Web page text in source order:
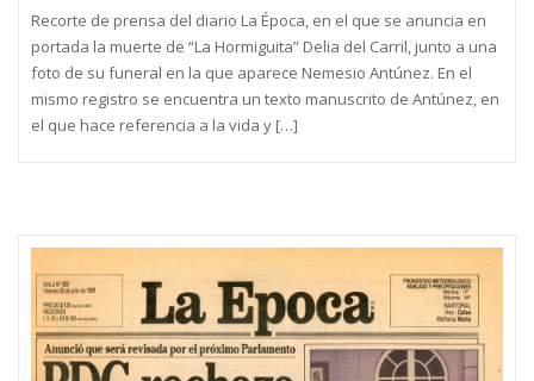
Recorte de prensa del diario La Época, en el que se anuncia en
portada la muerte de “La Hormiguita” Delia del Carril, junto a una
foto de su funeral en la que aparece Nemesio Antúnez. En el
mismo registro se encuentra un texto manuscrito de Antúnez, en
el que hace referencia a la vida y […]